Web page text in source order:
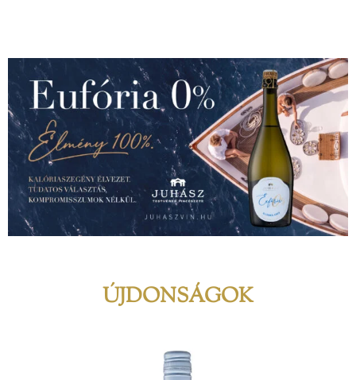
ÚJDONSÁGOK